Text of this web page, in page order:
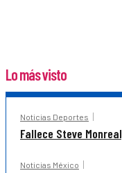
Lo más visto
Noticias Deportes
Fallece Steve
Noticias México